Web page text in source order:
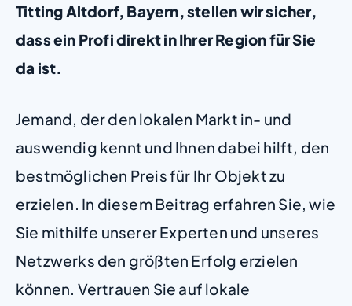
Titting Altdorf, Bayern, stellen wir sicher,
dass ein Profi direkt in Ihrer Region für Sie
da ist.
Jemand, der den lokalen Markt in- und
auswendig kennt und Ihnen dabei hilft, den
bestmöglichen Preis für Ihr Objekt zu
erzielen. In diesem Beitrag erfahren Sie, wie
Sie mithilfe unserer Experten und unseres
Netzwerks den größten Erfolg erzielen
können. Vertrauen Sie auf lokale